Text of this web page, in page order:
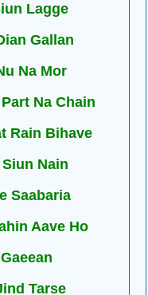
Lagge
Gallan
Na Mor
Na Chain
Rain Bihave
Nain
Saabaria
Aave Ho
Tarse